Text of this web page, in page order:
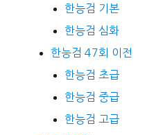
한능검 기본
한능검 심화
한능검 47회 이전
한능검 초급
한능검 중급
한능검 고급